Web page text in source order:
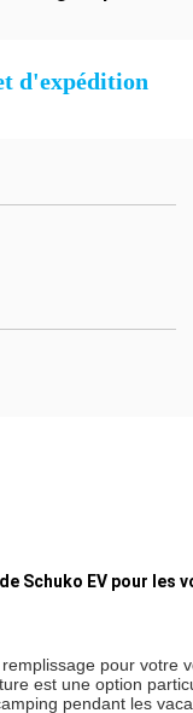
d'expédition
Schuko EV pour
pour votre
est une option
pendant les